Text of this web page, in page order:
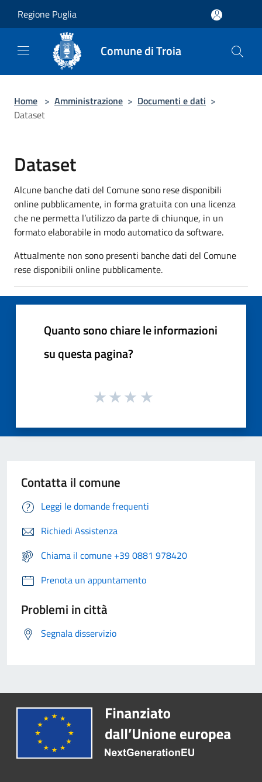
Regione Puglia
Comune di Troia
Home > Amministrazione > Documenti e dati >
Dataset
Dataset
Alcune banche dati del Comune sono rese disponibili
online pubblicamente, in forma gratuita con una licenza
che ne permetta l’utilizzo da parte di chiunque, in un
formato elaborabile in modo automatico da software.
Attualmente non sono presenti banche dati del Comune
rese disponibili online pubblicamente.
Quanto sono chiare le informazioni
su questa pagina?
Contatta il comune
Leggi le domande frequenti
Richiedi Assistenza
Chiama il comune +39 0881 978420
Prenota un appuntamento
Problemi in città
Segnala disservizio